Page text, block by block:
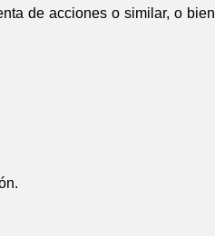
de acciones o similar, o